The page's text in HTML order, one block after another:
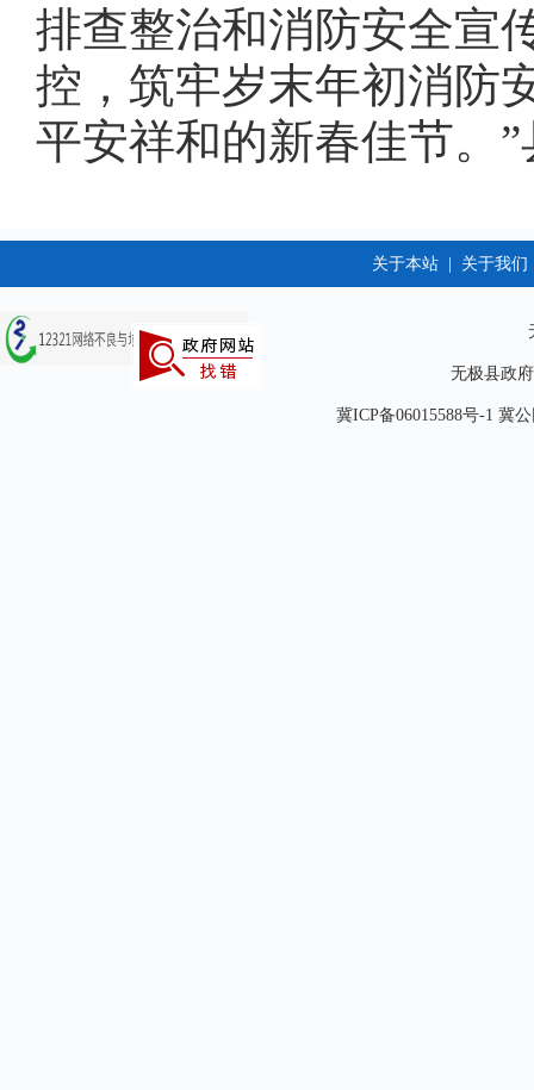
排查整治和消防安全宣
控，筑牢岁末年初消防
平安祥和的新春佳节。